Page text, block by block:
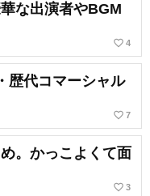
な出演者やBGM
favorite_border 4
歴代コマーシャル
favorite_border 7
。かっこよくて面
favorite_border 3